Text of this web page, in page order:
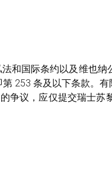
和国际条约以及维也纳
253 条及以下条款。有
争议，应仅提交瑞士苏